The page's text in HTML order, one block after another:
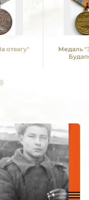
отвагу"
Медаль